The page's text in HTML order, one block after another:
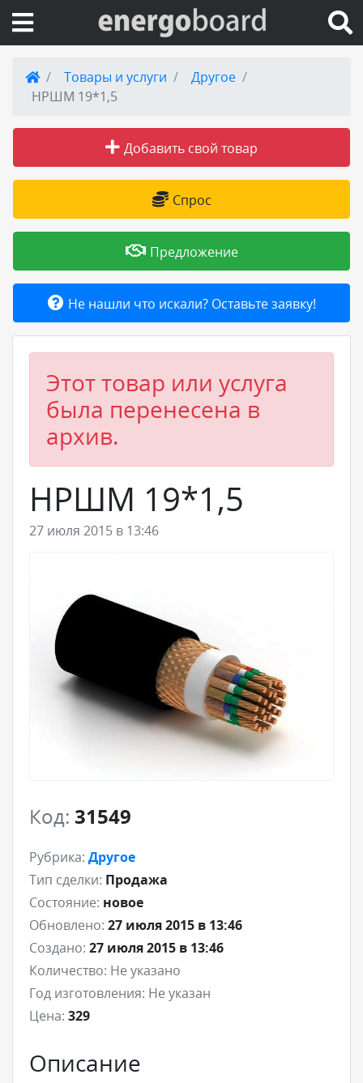
Вход на сайт
Публикации
Товары и услуги
Добавить товар или услугу
Товары и услуги
Другое
НРШМ 19*1,5
Добавить свой товар
Спрос
Предложение
Не нашли что искали? Оставьте заявку!
Этот товар или услуга
была перенесена в
архив.
НРШМ 19*1,5
27 июля 2015 в 13:46
Код: 31549
Рубрика: Другое
Тип сделки: Продажа
Состояние: новое
Обновлено: 27 июля 2015 в 13:46
Создано: 27 июля 2015 в 13:46
Количество: Не указано
Год изготовления: Не указан
Цена: 329
Описание